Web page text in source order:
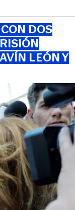
DOS
LEÓN Y